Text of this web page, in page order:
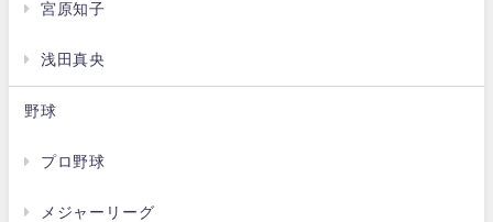
宮原知子
浅田真央
野球
プロ野球
メジャーリーグ